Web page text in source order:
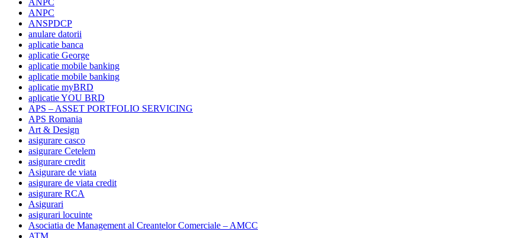
ANPC
ANSPDCP
anulare datorii
aplicatie banca
aplicatie George
aplicatie mobile banking
aplicatie mobile banking
aplicatie myBRD
aplicatie YOU BRD
APS – ASSET PORTFOLIO SERVICING
APS Romania
Art & Design
asigurare casco
asigurare Cetelem
asigurare credit
Asigurare de viata
asigurare de viata credit
asigurare RCA
Asigurari
asigurari locuinte
Asociatia de Management al Creantelor Comerciale – AMCC
ATM